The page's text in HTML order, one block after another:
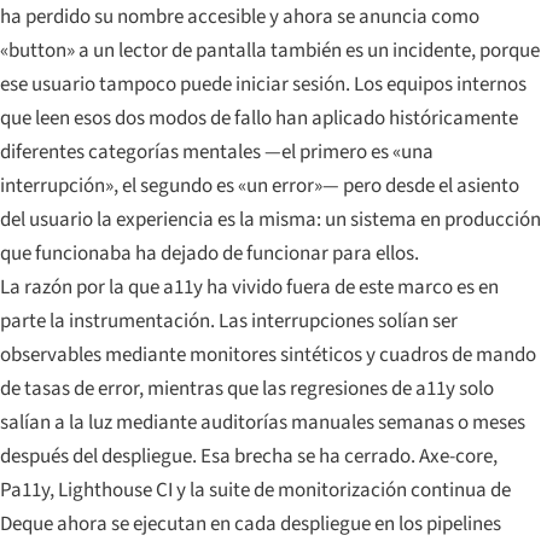
ha perdido su nombre accesible y ahora se anuncia como
«button» a un lector de pantalla también es un incidente, porque
ese usuario tampoco puede iniciar sesión. Los equipos internos
que leen esos dos modos de fallo han aplicado históricamente
diferentes categorías mentales —el primero es «una
interrupción», el segundo es «un error»— pero desde el asiento
del usuario la experiencia es la misma: un sistema en producción
que funcionaba ha dejado de funcionar para ellos.
La razón por la que a11y ha vivido fuera de este marco es en
parte la instrumentación. Las interrupciones solían ser
observables mediante monitores sintéticos y cuadros de mando
de tasas de error, mientras que las regresiones de a11y solo
salían a la luz mediante auditorías manuales semanas o meses
después del despliegue. Esa brecha se ha cerrado. Axe-core,
Pa11y, Lighthouse CI y la suite de monitorización continua de
Deque ahora se ejecutan en cada despliegue en los pipelines